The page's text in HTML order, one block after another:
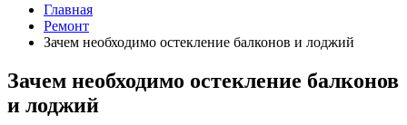
Главная
Ремонт
Зачем необходимо остекление балконов и лоджий
Зачем необходимо остекление балконов
и лоджий